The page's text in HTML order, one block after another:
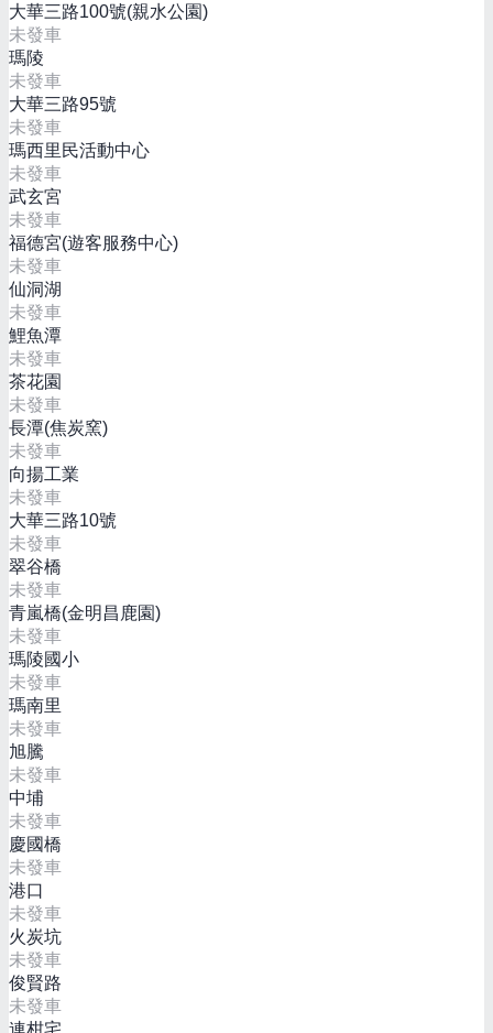
大華三路100號(親水公園)
未發車
瑪陵
未發車
大華三路95號
未發車
瑪西里民活動中心
未發車
武玄宮
未發車
福德宮(遊客服務中心)
未發車
仙洞湖
未發車
鯉魚潭
未發車
茶花園
未發車
長潭(焦炭窯)
未發車
向揚工業
未發車
大華三路10號
未發車
翠谷橋
未發車
青嵐橋(金明昌鹿園)
未發車
瑪陵國小
未發車
瑪南里
未發車
旭騰
未發車
中埔
未發車
慶國橋
未發車
港口
未發車
火炭坑
未發車
俊賢路
未發車
連柑宅